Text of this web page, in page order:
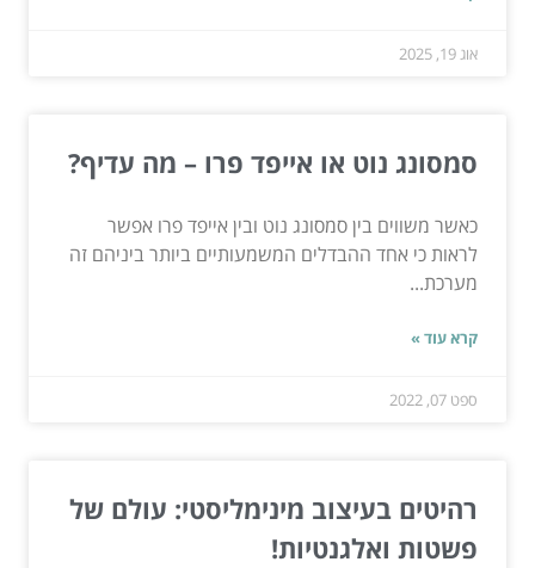
אוג 19, 2025
סמסונג נוט או אייפד פרו – מה עדיף?
כאשר משווים בין סמסונג נוט ובין אייפד פרו אפשר
לראות כי אחד ההבדלים המשמעותיים ביותר ביניהם זה
מערכת...
קרא עוד »
ספט 07, 2022
רהיטים בעיצוב מינימליסטי: עולם של
פשטות ואלגנטיות!